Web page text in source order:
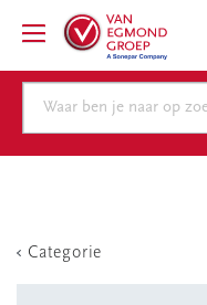
Categorie